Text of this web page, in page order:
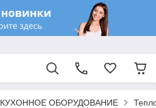
КУХОННОЕ ОБОРУДОВАНИЕ